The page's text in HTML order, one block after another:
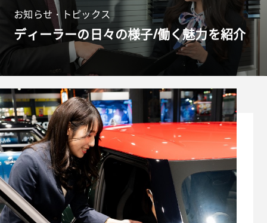
お知らせ・トピックス
ディーラーの日々の様子/働く魅力を紹介